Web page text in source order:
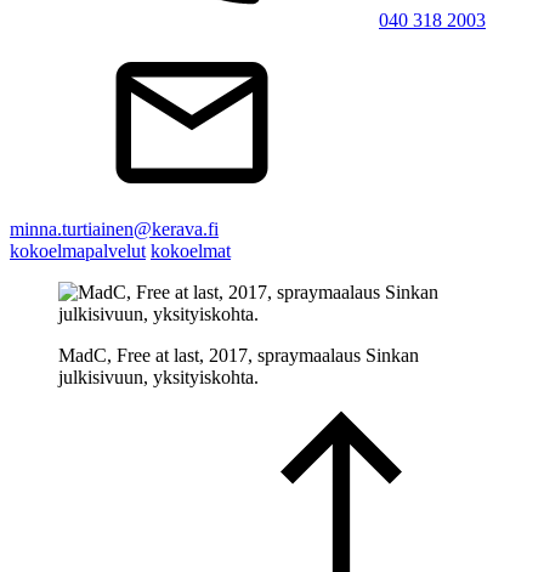
040 318 2003
minna.turtiainen@kerava.fi
kokoelmapalvelut kokoelmat
MadC, Free at last, 2017, spraymaalaus Sinkan
julkisivuun, yksityiskohta.